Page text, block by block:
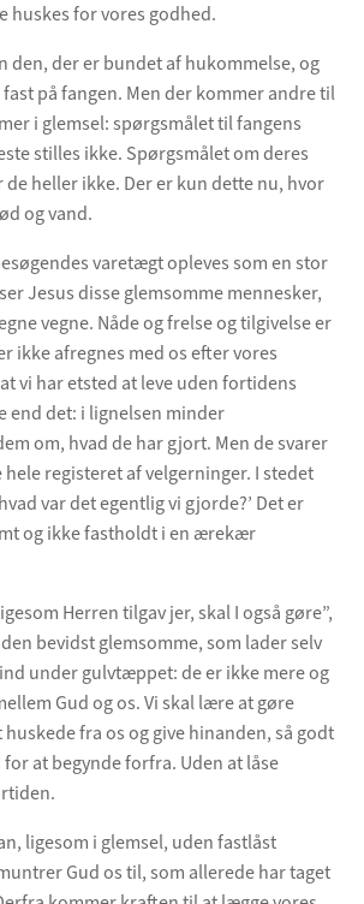
huskes for vores godhed.
den, der er bundet af hukommelse, og
på fangen. Men der kommer andre til
i glemsel: spørgsmålet til fangens
stilles ikke. Spørgsmålet om deres
heller ikke. Der er kun dette nu, hvor
og vand.
varetægt opleves som en stor
Jesus disse glemsomme mennesker,
vegne. Nåde og frelse og tilgivelse er
ikke afregnes med os efter vores
vi har etsted at leve uden fortidens
end det: i lignelsen minder
om, hvad de har gjort. Men de svarer
registeret af velgerninger. I stedet
var det egentlig vi gjorde?’ Det er
og ikke fastholdt i en ærekær
Herren tilgav jer, skal I også gøre”,
bevidst glemsomme, som lader selv
under gulvtæppet: de er ikke mere og
Gud og os. Vi skal lære at gøre
fra os og give hinanden, så godt
at begynde forfra. Uden at låse
ligesom i glemsel, uden fastlåst
Gud os til, som allerede har taget